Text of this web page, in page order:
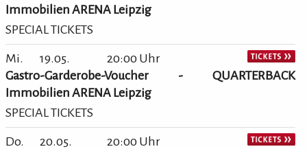
Immobilien ARENA Leipzig
SPECIAL TICKETS
Mi. 19.05.
20:00 Uhr
Gastro-Garderobe-Voucher - QUARTERBACK
Immobilien ARENA Leipzig
SPECIAL TICKETS
Do. 20.05.
20:00 Uhr